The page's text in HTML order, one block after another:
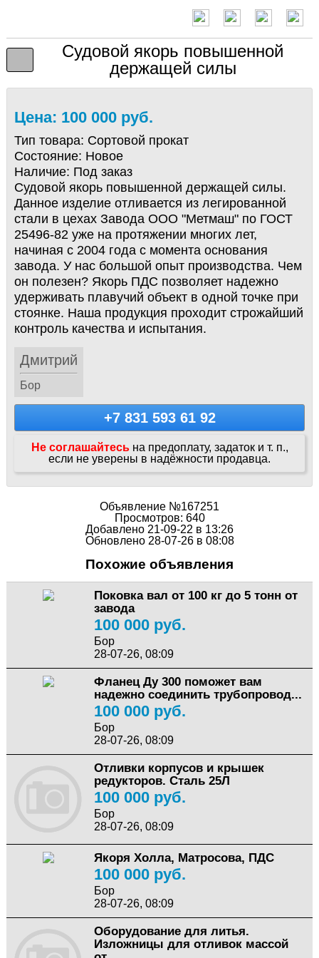
Судовой якорь повышенной
держащей силы
Цена: 100 000 руб.
Тип товара: Сортовой прокат
Состояние: Новое
Наличие: Под заказ
Судовой якорь повышенной держащей силы.
Данное изделие отливается из легированной
стали в цехах Завода ООО "Метмаш" по ГОСТ
25496-82 уже на протяжении многих лет,
начиная с 2004 года с момента основания
завода. У нас большой опыт производства. Чем
он полезен? Якорь ПДС позволяет надежно
удерживать плавучий объект в одной точке при
стоянке. Наша продукция проходит строжайший
контроль качества и испытания.
Дмитрий
Бор
+7 831 593 61 92
Не соглашайтесь на предоплату, задаток и т. п.,
если не уверены в надёжности продавца.
Объявление №167251
Просмотров: 640
Добавлено 21-09-22 в 13:26
Обновлено 28-07-26 в 08:08
Похожие объявления
Поковка вал от 100 кг до 5 тонн от
завода
100 000 руб.
Бор
28-07-26, 08:09
Фланец Ду 300 поможет вам
надежно соединить трубопровод...
100 000 руб.
Бор
28-07-26, 08:09
Отливки корпусов и крышек
редукторов. Сталь 25Л
100 000 руб.
Бор
28-07-26, 08:09
Якоря Холла, Матросова, ПДС
100 000 руб.
Бор
28-07-26, 08:09
Оборудование для литья.
Изложницы для отливок массой